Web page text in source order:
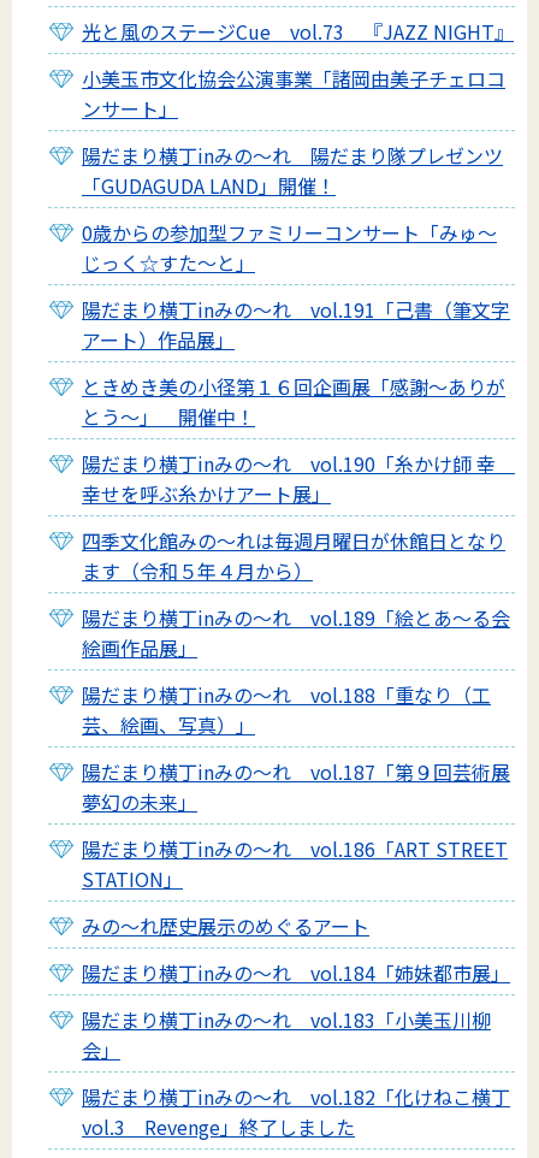
光と風のステージCue vol.73 『JAZZ NIGHT』
小美玉市文化協会公演事業「諸岡由美子チェロコ
ンサート」
陽だまり横丁inみの～れ 陽だまり隊プレゼンツ
「GUDAGUDA LAND」開催！
0歳からの参加型ファミリーコンサート「みゅ～
じっく☆すた～と」
陽だまり横丁inみの～れ vol.191「己書（筆文字
アート）作品展」
ときめき美の小径第１６回企画展「感謝～ありが
とう～」 開催中！
陽だまり横丁inみの～れ vol.190「糸かけ師 幸
幸せを呼ぶ糸かけアート展」
四季文化館みの～れは毎週月曜日が休館日となり
ます（令和５年４月から）
陽だまり横丁inみの～れ vol.189「絵とあ～る会
絵画作品展」
陽だまり横丁inみの～れ vol.188「重なり（工
芸、絵画、写真）」
陽だまり横丁inみの～れ vol.187「第９回芸術展
夢幻の未来」
陽だまり横丁inみの～れ vol.186「ART STREET
STATION」
みの～れ歴史展示のめぐるアート
陽だまり横丁inみの～れ vol.184「姉妹都市展」
陽だまり横丁inみの～れ vol.183「小美玉川柳
会」
陽だまり横丁inみの～れ vol.182「化けねこ横丁
vol.3 Revenge」終了しました